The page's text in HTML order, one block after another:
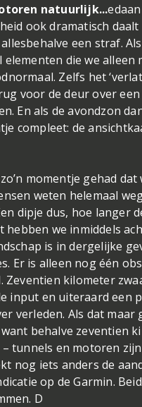
natuurlijk...
ook dramatisch
een straf.
elementen die we
Zelfs het
voor de deur over
En als de avondzon
compleet: de
momentje gehad
weten helemaal
dipje dus, hoe langer
we inmiddels
is in dergelijke
Er is alleen nog één
Zeventien kilometer
input en uiteraard een
verleden. Als dat
behalve zeventien
tunnels en motoren
nog iets anders de
op de Garmin.
D